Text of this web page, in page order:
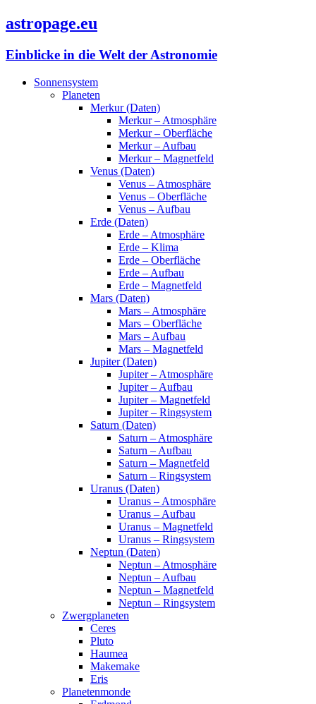
astropage.eu
Einblicke in die Welt der Astronomie
Sonnensystem
Planeten
Merkur (Daten)
Merkur – Atmosphäre
Merkur – Oberfläche
Merkur – Aufbau
Merkur – Magnetfeld
Venus (Daten)
Venus – Atmosphäre
Venus – Oberfläche
Venus – Aufbau
Erde (Daten)
Erde – Atmosphäre
Erde – Klima
Erde – Oberfläche
Erde – Aufbau
Erde – Magnetfeld
Mars (Daten)
Mars – Atmosphäre
Mars – Oberfläche
Mars – Aufbau
Mars – Magnetfeld
Jupiter (Daten)
Jupiter – Atmosphäre
Jupiter – Aufbau
Jupiter – Magnetfeld
Jupiter – Ringsystem
Saturn (Daten)
Saturn – Atmosphäre
Saturn – Aufbau
Saturn – Magnetfeld
Saturn – Ringsystem
Uranus (Daten)
Uranus – Atmosphäre
Uranus – Aufbau
Uranus – Magnetfeld
Uranus – Ringsystem
Neptun (Daten)
Neptun – Atmosphäre
Neptun – Aufbau
Neptun – Magnetfeld
Neptun – Ringsystem
Zwergplaneten
Ceres
Pluto
Haumea
Makemake
Eris
Planetenmonde